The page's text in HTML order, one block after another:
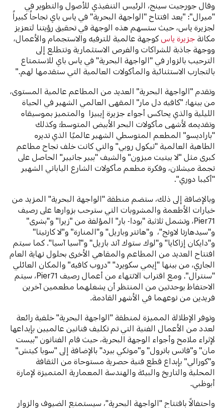
وقال جورجيت سينج، الرئيس التنفيذي للأصول والتطوير في
"ميرال": "يعد افتتاح "الواجهة البحرية" في ياس باي نجاحاً كبيراً
لجزيرة ياس، حيث ستسهم هذه الوجهة في تحقيق رؤيتنا لتعزيز
مكانةجزيرة ياس كوجهة عالمية للترفيه والاستجمام والأعمال،
ووجهة جاذبة للشراكات والفرص الاستثمارية ونتطلع إلى
الترحيب بالزوار في "الواجهة البحرية" في ياس باي للاستمتاع
بالتجارب الاستثنائية والمأكولات العالمية التي ستقدمها لهم."
وتقدم "الواجهة البحرية" العديد من المطاعم عالمية المستوى،
من بينها؛ "كافيه دل مار" المقهى العالمي الشهير في الحياة
الليلية والذي يحاكس أجواء جزيرة إيبيزا والمتميز بموسيقاه
وتقديمه لأشهى مأكولات البحر الأبيض المتوسط؛ وكذلك
"باراديسو" المطعم المتوسطي الشهير عالميًا الذي تديره
الطاهية العالمية "نيكول روبي" والتي كانت خلف نجاح مطاعم
كبرى مثل "لا بيتيت ميزون" والشيف "بيير جانيير" الحاصل على
نجمة ميشلان، وفكرة مطعم مأكولات الشارع الياباني الشهير
"أكيبا دوري".
وبالإضافة إلى ذلك، ستضم منطقة "الواجهة البحرية" المزيد من
خيارات الأطعمة والمشروبات التي سترحب بزوارها على رصيف
Pier71، وتشمل ثلاثية "بودا- بار" المؤلفة من "زيرا" و"بشرى"
و"سيدهارتا لاونج"، و"هانتر وباريل" و"المنارة" و"لا كارنيتا"
و"دايكان إزاكايا" و"لوك ستوك آند باريل" و"آسيا آسيا". كما سيتم
افتتاح العديد من المطاعم والمقاهي الأخرى بحلول نهاية العام
الجاري، من بينها "إيمي سكويرد" "دروب كافيه" والمكان العائلي
"سنترال". ومع اقتراب الانتهاء من أعمال رصيف Pier71، سيتم
الاحتفاظ بوحدتين من المنتظر أن يشغلهما مطعمين آخرين
فريدين من نوعهما في الأشهر القادمة.
وتوفر الإطلالة المميزة لمنطقة "الواجهة البحرية" خلفية رائعة
لعدد من الأعمال الفنية التي تم تكليف فنانين عالميين بإبداعها
لإثراء ملامح وأجواء الوجهة البحرية، حيث قام الفنانون "بيست
مان" و"فاتس باترول" و"مونكي بيرد" بالإضافة إلى "سوبا كيتش"
و"كورالي" بإبداع قطع فنية حصرية مستوحاة من الثقافة
المحلية والتاريخ والبيئة والهندسة المعمارية المتميزة لإمارة
أبوظبي.
واحتفالاً بافتتاح "الواجهة البحرية"، سيستمتع الضيوف والزوار